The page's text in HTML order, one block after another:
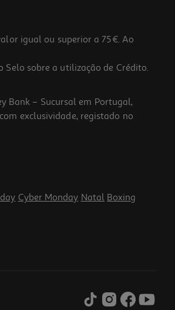
igual ou superior a 75€. Ao
sobre a utilização de Crédito.
Bank – Sucursal em Portugal,
exclusividade, registado no
Cyber Monday Natal Boxing